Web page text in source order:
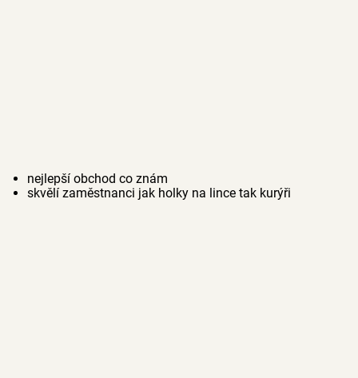
nejlepší obchod co znám
skvělí zaměstnanci jak holky na lince tak kurýři